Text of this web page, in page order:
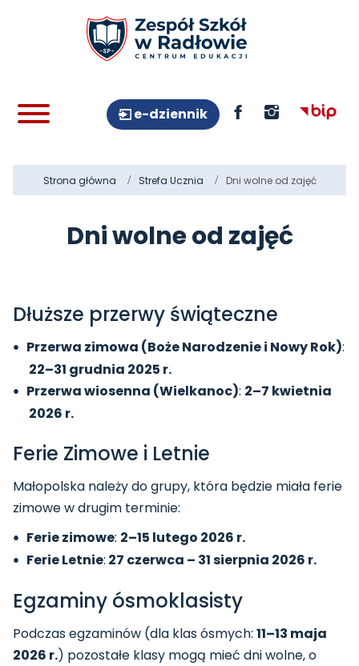
e-dziennik
Strona główna Strefa Ucznia Dni wolne od zajęć
Dni wolne od zajęć
Dłuższe przerwy świąteczne
Przerwa zimowa (Boże Narodzenie i Nowy Rok):
22–31 grudnia 2025 r.
Przerwa wiosenna (Wielkanoc): 2–7 kwietnia
2026 r.
Ferie Zimowe i Letnie
Małopolska należy do grupy, która będzie miała ferie
zimowe w drugim terminie:
Ferie zimowe: 2–15 lutego 2026 r.
Ferie Letnie: 27 czerwca – 31 sierpnia 2026 r.
Egzaminy ósmoklasisty
Podczas egzaminów (dla klas ósmych: 11–13 maja
2026 r.) pozostałe klasy mogą mieć dni wolne, o